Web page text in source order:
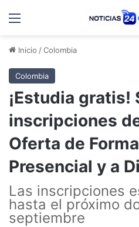
Menú
Inicio /Colombia
Colombia
¡Estudia gratis!
inscripciones
Oferta de
Presencial y a
Las inscripciones
hasta el próximo
septiembre